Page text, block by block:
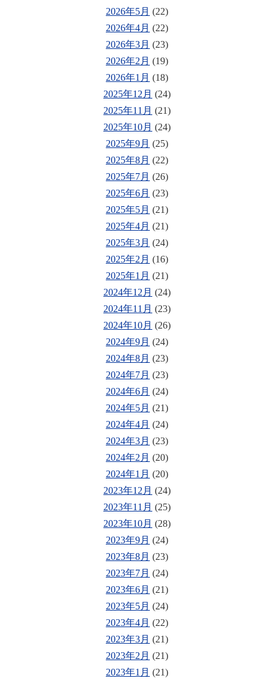
2026年5月 (22)
2026年4月 (22)
2026年3月 (23)
2026年2月 (19)
2026年1月 (18)
2025年12月 (24)
2025年11月 (21)
2025年10月 (24)
2025年9月 (25)
2025年8月 (22)
2025年7月 (26)
2025年6月 (23)
2025年5月 (21)
2025年4月 (21)
2025年3月 (24)
2025年2月 (16)
2025年1月 (21)
2024年12月 (24)
2024年11月 (23)
2024年10月 (26)
2024年9月 (24)
2024年8月 (23)
2024年7月 (23)
2024年6月 (24)
2024年5月 (21)
2024年4月 (24)
2024年3月 (23)
2024年2月 (20)
2024年1月 (20)
2023年12月 (24)
2023年11月 (25)
2023年10月 (28)
2023年9月 (24)
2023年8月 (23)
2023年7月 (24)
2023年6月 (21)
2023年5月 (24)
2023年4月 (22)
2023年3月 (21)
2023年2月 (21)
2023年1月 (21)